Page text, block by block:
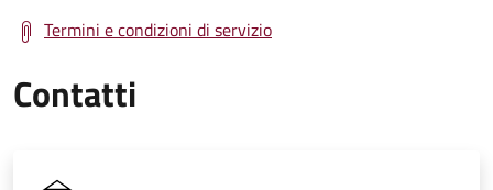
Termini e condizioni di servizio
Contatti